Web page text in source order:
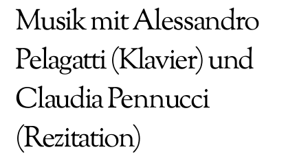
Musik mit Alessandro
Pelagatti (Klavier) und
Claudia Pennucci
(Rezitation)